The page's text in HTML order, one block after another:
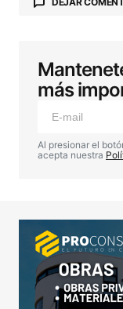
Tu dirección
publicada.
marcados con
Comentario*
Your Name*
Your E-mail*
más
Al presionar el
acepta nuestra